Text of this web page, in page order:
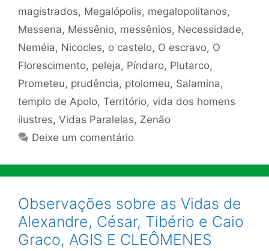
magistrados, Megalópolis, megalopolitanos,
Messena, Messênio, messênios, Necessidade,
Neméia, Nicocles, o castelo, O escravo, O
Florescimento, peleja, Píndaro, Plutarco,
Prometeu, prudência, ptolomeu, Salamina,
templo de Apolo, Território, vida dos homens
ilustres, Vidas Paralelas, Zenão
Deixe um comentário
Observações sobre as Vidas de
Alexandre, César, Tibério e Caio
Graco, AGIS E CLEÔMENES